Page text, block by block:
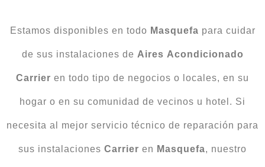
Estamos disponibles en todo Masquefa para cuidar
de sus instalaciones de Aires Acondicionado
Carrier en todo tipo de negocios o locales, en su
hogar o en su comunidad de vecinos u hotel. Si
necesita al mejor servicio técnico de reparación para
sus instalaciones Carrier en Masquefa, nuestro